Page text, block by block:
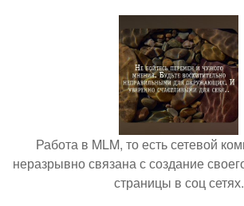
Работа в MLM, то есть сетевой
неразрывно связана с создание
страницы в соц сетях.